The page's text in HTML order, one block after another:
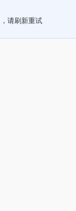
请刷新重试